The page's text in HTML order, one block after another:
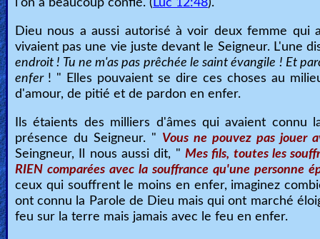
Something
Funny...
2nd
Page,
Older
Material
l'on a beaucoup confié. ( Luc 12:48).
Dieu nous a aussi autorisé à voir deux femme
vivaient pas une vie juste devant le Seigneur. L'une
endroit ! Tu ne m'as pas prêchée le saint évangile ! Et
enfer ! " Elles pouvaient se dire ces choses au
d'amour, de pitié et de pardon en enfer.
Ils étaients des milliers d'âmes qui avaient
présence du Seigneur. " Vous ne pouvez pas jouer
Seingneur, Il nous aussi dit, " Mes fils, toutes les
RIEN comparées avec la souffrance qu'une personne
ceux qui souffrent le moins en enfer, imaginez
ont connu la Parole de Dieu mais qui ont marché
feu sur la terre mais jamais avec le feu en enfer.